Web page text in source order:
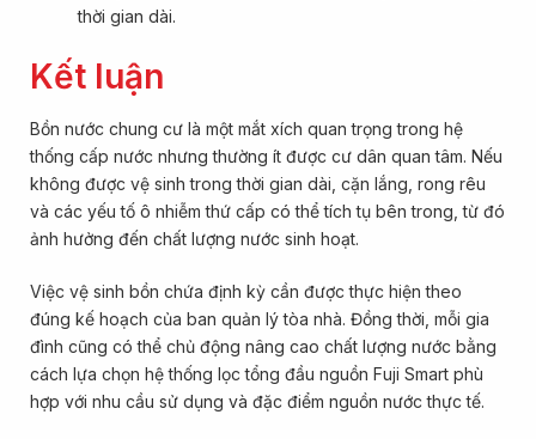
thời gian dài.
Kết luận
Bồn nước chung cư là một mắt xích quan trọng trong hệ
thống cấp nước nhưng thường ít được cư dân quan tâm. Nếu
không được vệ sinh trong thời gian dài, cặn lắng, rong rêu
và các yếu tố ô nhiễm thứ cấp có thể tích tụ bên trong, từ đó
ảnh hưởng đến chất lượng nước sinh hoạt.
Việc vệ sinh bồn chứa định kỳ cần được thực hiện theo
đúng kế hoạch của ban quản lý tòa nhà. Đồng thời, mỗi gia
đình cũng có thể chủ động nâng cao chất lượng nước bằng
cách lựa chọn hệ thống lọc tổng đầu nguồn Fuji Smart phù
hợp với nhu cầu sử dụng và đặc điểm nguồn nước thực tế.